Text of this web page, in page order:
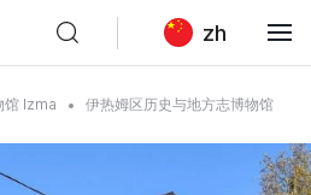
zh
馆 Izma 伊热姆区历史与地方志博物馆